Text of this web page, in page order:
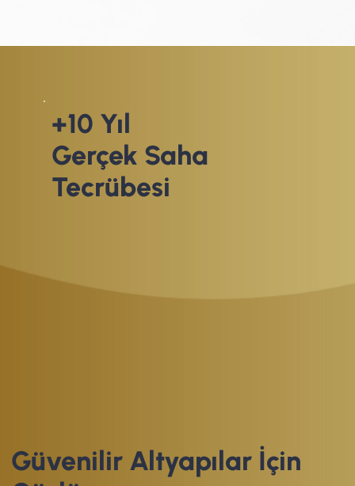
+10 Yıl
Gerçek Saha
Tecrübesi
Güvenilir Altyapılar İçin